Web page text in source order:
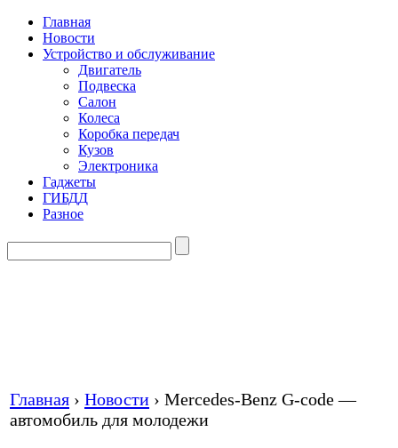
Главная
Новости
Устройство и обслуживание
Двигатель
Подвеска
Салон
Колеса
Коробка передач
Кузов
Электроника
Гаджеты
ГИБДД
Разное
Главная › Новости › Mercedes-Benz G-code —
автомобиль для молодежи